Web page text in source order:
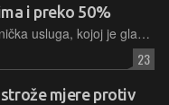
i preko 50%
YouTubeova pretplatnička usluga, kojoj je glavna prednost reprodukcija sadržaja bez reklama, ima cijene koje značajno variraju od zemlje do zemlje, a sada provodi i selektivna poskupljenja
23
mjere protiv